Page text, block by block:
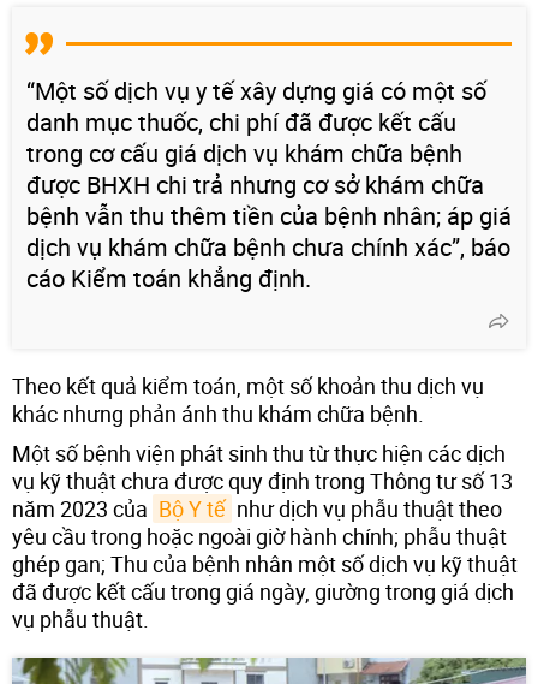
“Một số dịch vụ y tế xây dựng giá có một số
danh mục thuốc, chi phí đã được kết cấu
trong cơ cấu giá dịch vụ khám chữa bệnh
được BHXH chi trả nhưng cơ sở khám chữa
bệnh vẫn thu thêm tiền của bệnh nhân; áp giá
dịch vụ khám chữa bệnh chưa chính xác”, báo
cáo Kiểm toán khẳng định.
Theo kết quả kiểm toán, một số khoản thu dịch vụ
khác nhưng phản ánh thu khám chữa bệnh.
Một số bệnh viện phát sinh thu từ thực hiện các dịch
vụ kỹ thuật chưa được quy định trong Thông tư số 13
năm 2023 của Bộ Y tế như dịch vụ phẫu thuật theo
yêu cầu trong hoặc ngoài giờ hành chính; phẫu thuật
ghép gan; Thu của bệnh nhân một số dịch vụ kỹ thuật
đã được kết cấu trong giá ngày, giường trong giá dịch
vụ phẫu thuật.